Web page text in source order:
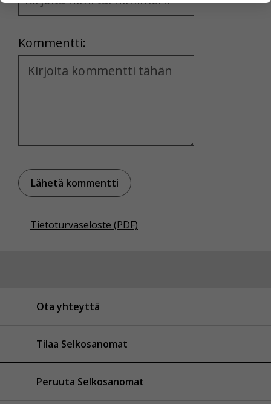
and
Kommentti:
Kommentti
Tietoturvaseloste (PDF)
Ota yhteyttä
Tilaa Selkosanomat
Peruuta Selkosanomat
yksittäiseen käyttäjään.